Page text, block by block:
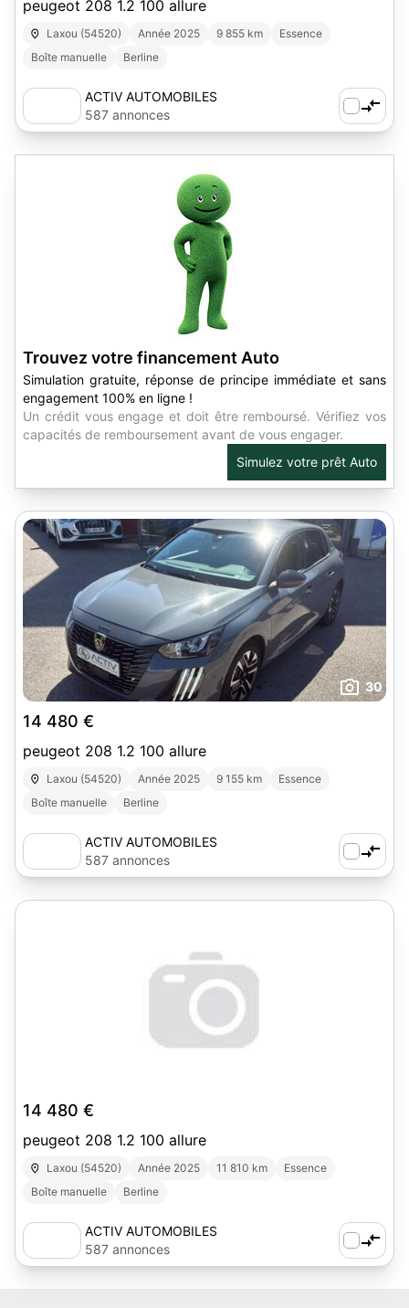
peugeot 208 1.2 100 allure
Laxou (54520) Année 2025 9 855 km
Essence
Boîte manuelle
Berline
ACTIV AUTOMOBILES
587 annonces
Trouvez votre financement Auto
Simulation gratuite, réponse de principe immédiate et sans
engagement 100% en ligne !
Un crédit vous engage et doit être remboursé. Vérifiez vos
capacités de remboursement avant de vous engager.
Simulez votre prêt Auto
30
14 480 €
peugeot 208 1.2 100 allure
Laxou (54520) Année 2025 9 155 km
Essence
Boîte manuelle
Berline
ACTIV AUTOMOBILES
587 annonces
14 480 €
peugeot 208 1.2 100 allure
Laxou (54520) Année 2025 11 810 km
Essence
Boîte manuelle
Berline
ACTIV AUTOMOBILES
587 annonces